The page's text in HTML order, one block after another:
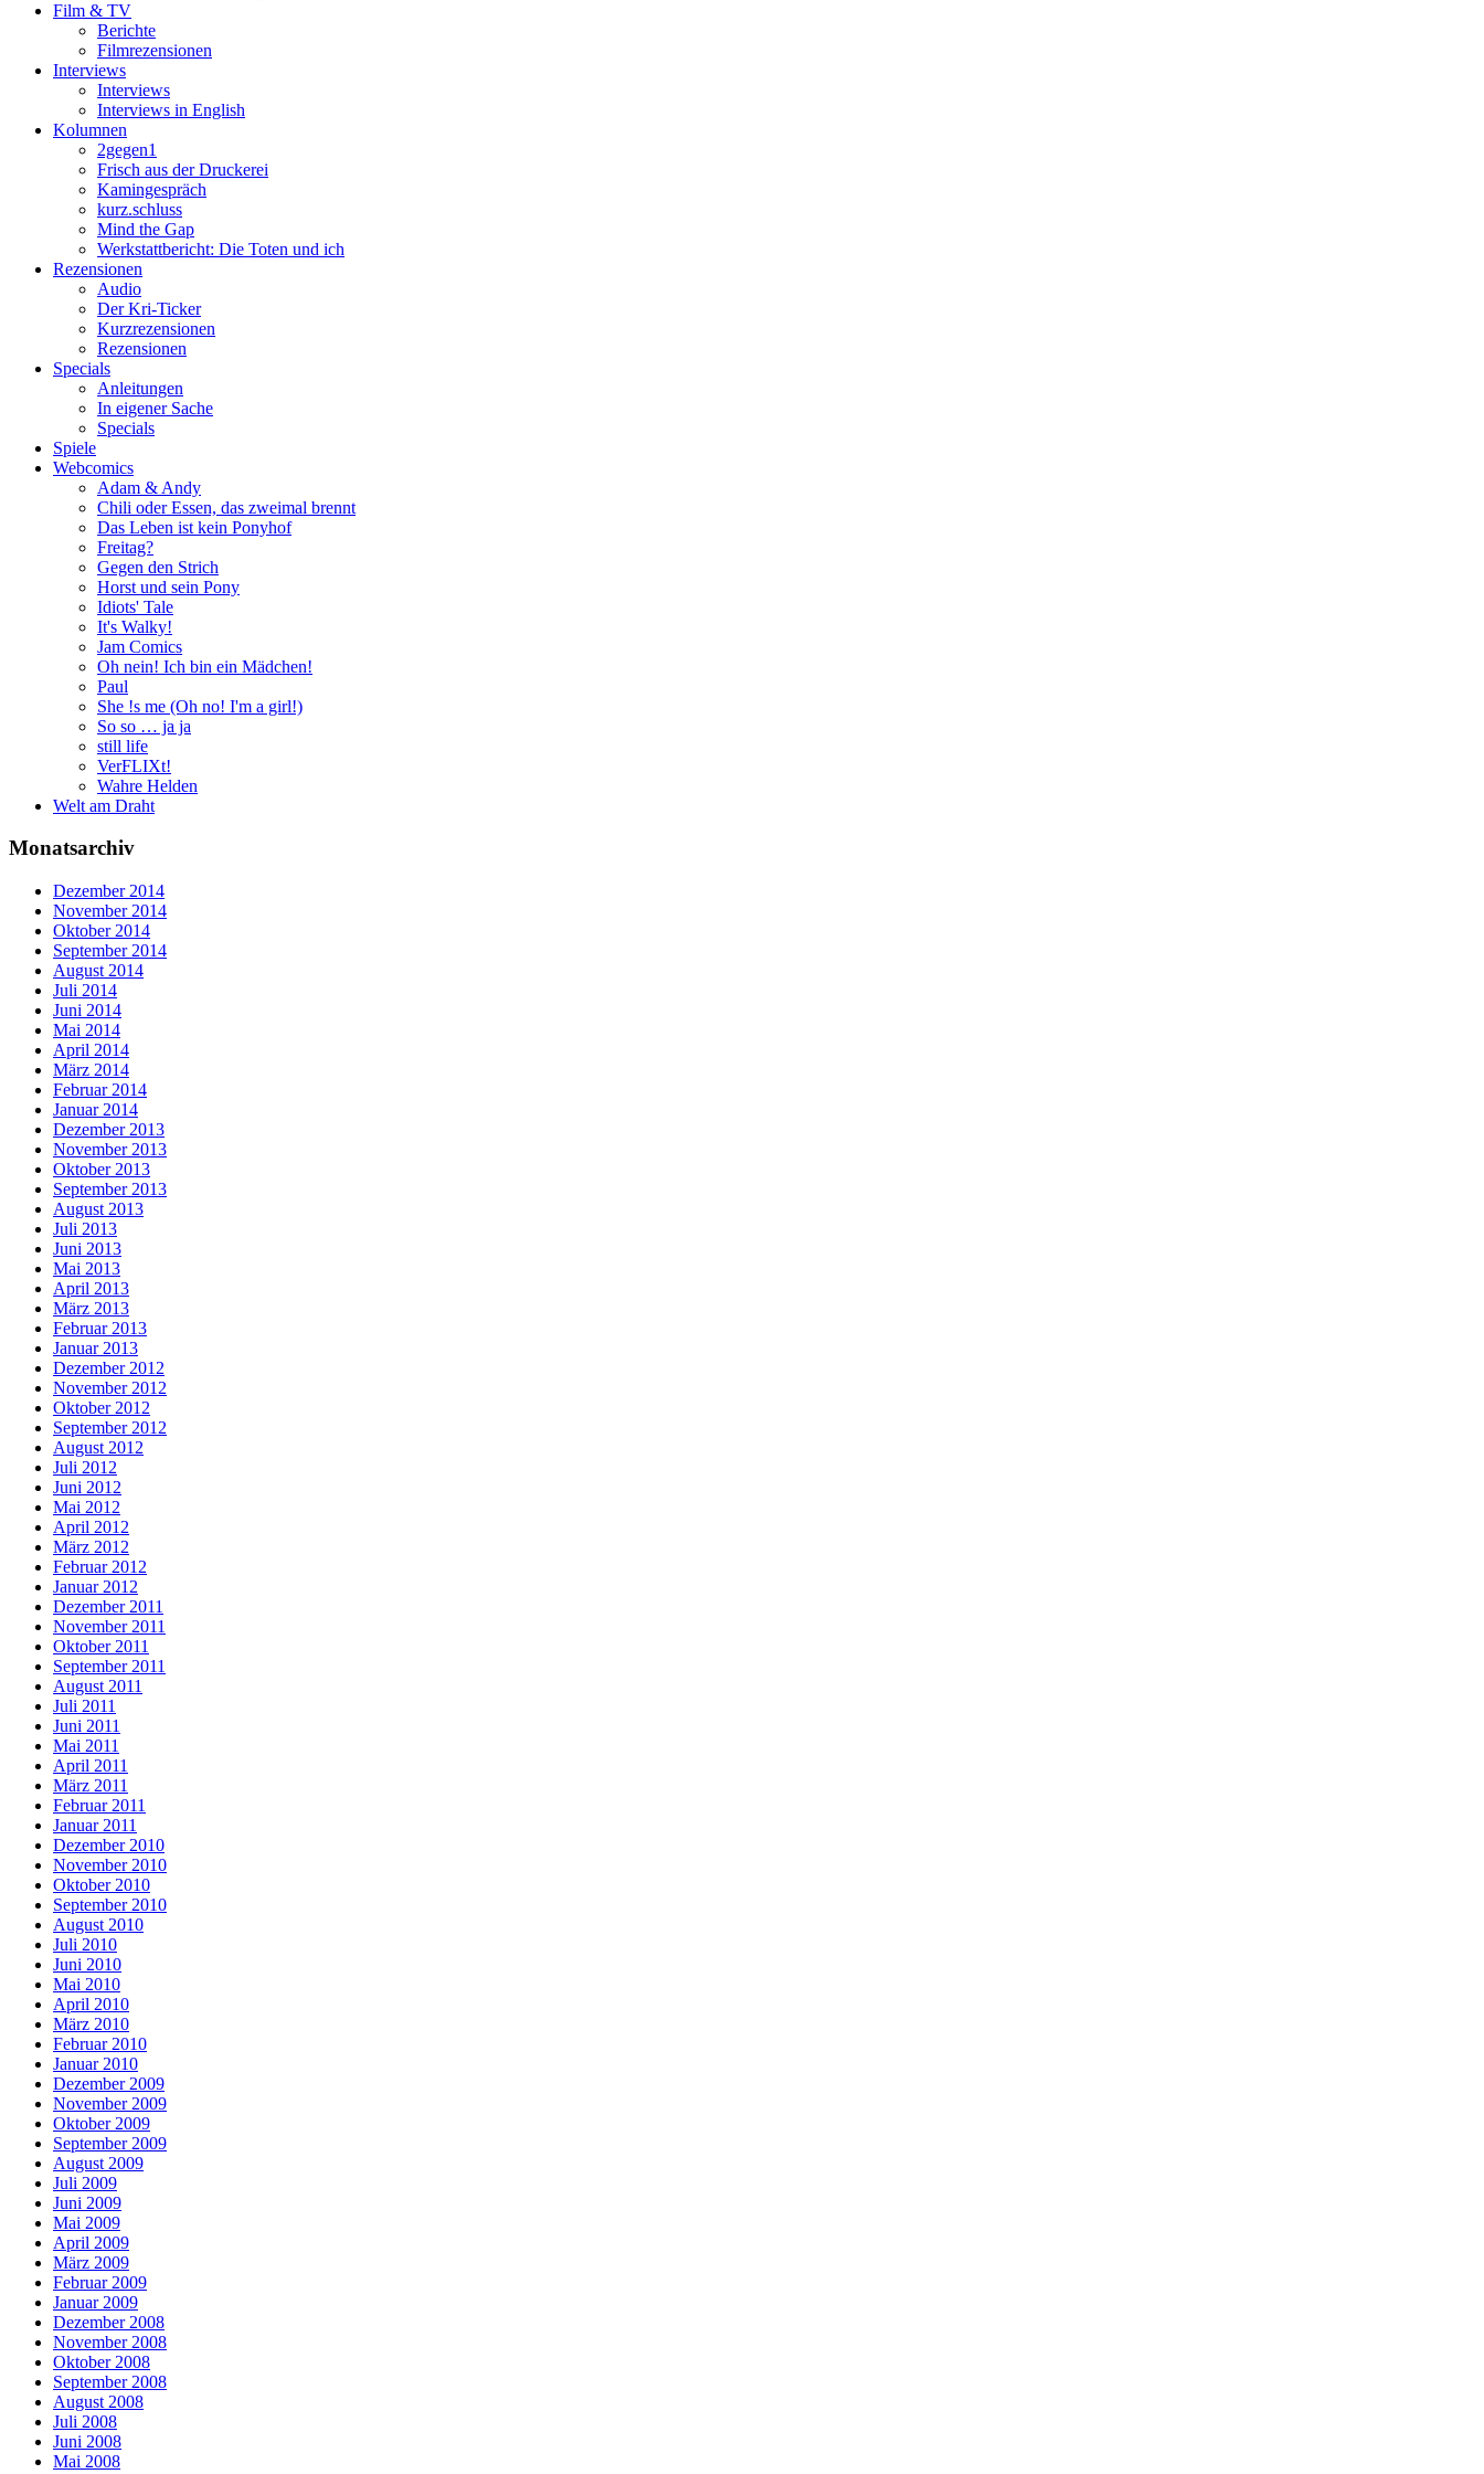
Film & TV
Berichte
Filmrezensionen
Interviews
Interviews
Interviews in English
Kolumnen
2gegen1
Frisch aus der Druckerei
Kamingespräch
kurz.schluss
Mind the Gap
Werkstattbericht: Die Toten und ich
Rezensionen
Audio
Der Kri-Ticker
Kurzrezensionen
Rezensionen
Specials
Anleitungen
In eigener Sache
Specials
Spiele
Webcomics
Adam & Andy
Chili oder Essen, das zweimal brennt
Das Leben ist kein Ponyhof
Freitag?
Gegen den Strich
Horst und sein Pony
Idiots' Tale
It's Walky!
Jam Comics
Oh nein! Ich bin ein Mädchen!
Paul
She !s me (Oh no! I'm a girl!)
So so … ja ja
still life
VerFLIXt!
Wahre Helden
Welt am Draht
Monatsarchiv
Dezember 2014
November 2014
Oktober 2014
September 2014
August 2014
Juli 2014
Juni 2014
Mai 2014
April 2014
März 2014
Februar 2014
Januar 2014
Dezember 2013
November 2013
Oktober 2013
September 2013
August 2013
Juli 2013
Juni 2013
Mai 2013
April 2013
März 2013
Februar 2013
Januar 2013
Dezember 2012
November 2012
Oktober 2012
September 2012
August 2012
Juli 2012
Juni 2012
Mai 2012
April 2012
März 2012
Februar 2012
Januar 2012
Dezember 2011
November 2011
Oktober 2011
September 2011
August 2011
Juli 2011
Juni 2011
Mai 2011
April 2011
März 2011
Februar 2011
Januar 2011
Dezember 2010
November 2010
Oktober 2010
September 2010
August 2010
Juli 2010
Juni 2010
Mai 2010
April 2010
März 2010
Februar 2010
Januar 2010
Dezember 2009
November 2009
Oktober 2009
September 2009
August 2009
Juli 2009
Juni 2009
Mai 2009
April 2009
März 2009
Februar 2009
Januar 2009
Dezember 2008
November 2008
Oktober 2008
September 2008
August 2008
Juli 2008
Juni 2008
Mai 2008